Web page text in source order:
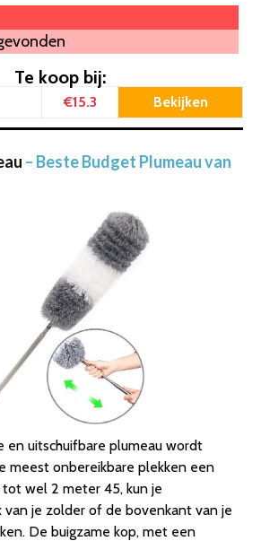
Te koop bij:
€15.3 Bekijken
– Beste Budget Plumeau van
uitschuifbare plumeau wordt
meest onbereikbare plekken een
tot wel 2 meter 45, kun je
van je zolder of de bovenkant van je
De buigzame kop, met een